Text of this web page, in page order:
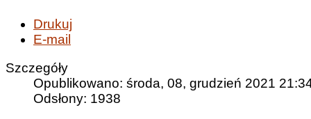
Drukuj
E-mail
Szczegóły
Opublikowano: środa, 08, grudzień 2021
Odsłony: 1938